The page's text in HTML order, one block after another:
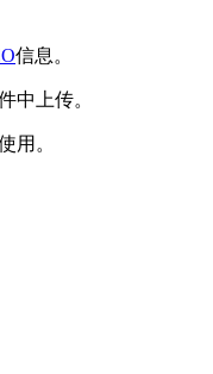
信息。
中上传。
用。